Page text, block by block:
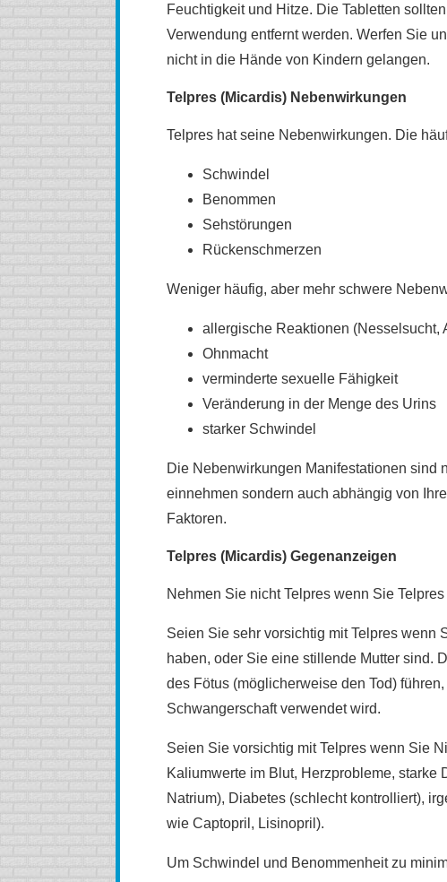
Feuchtigkeit und Hitze. Die Tabletten
Verwendung entfernt werden. Werfen Sie
nicht in die Hände von Kindern gelangen.
Telpres (Micardis) Nebenwirkungen
Telpres hat seine Nebenwirkungen. Die
Schwindel
Benommen
Sehstörungen
Rückenschmerzen
Weniger häufig, aber mehr schwere
allergische Reaktionen (Nesselsucht,
Ohnmacht
verminderte sexuelle Fähigkeit
Veränderung in der Menge des Urins
starker Schwindel
Die Nebenwirkungen Manifestationen sind
einnehmen sondern auch abhängig von
Faktoren.
Telpres (Micardis) Gegenanzeigen
Nehmen Sie nicht Telpres wenn Sie
Seien Sie sehr vorsichtig mit Telpres wenn
haben, oder Sie eine stillende Mutter sind.
des Fötus (möglicherweise den Tod)
Schwangerschaft verwendet wird.
Seien Sie vorsichtig mit Telpres wenn Sie
Kaliumwerte im Blut, Herzprobleme,
Natrium), Diabetes (schlecht kontrolliert),
wie Captopril, Lisinopril).
Um Schwindel und Benommenheit zu